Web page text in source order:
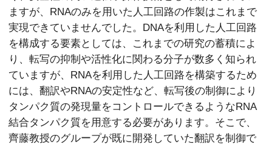
ますが、RNAのみを用いた人工回路の作製はこれまで
実現できていませんでした。DNAを利用した人工回路
を構成する要素としては、これまでの研究の蓄積によ
り、転写の抑制や活性化に関わる分子が数多く知られ
ていますが、RNAを利用した人工回路を構築するため
には、翻訳やRNAの安定性など、転写後の制御により
タンパク質の発現量をコントロールできるようなRNA
結合タンパク質を用意する必要があります。そこで、
齊藤教授のグループが既に開発していた翻訳を制御で